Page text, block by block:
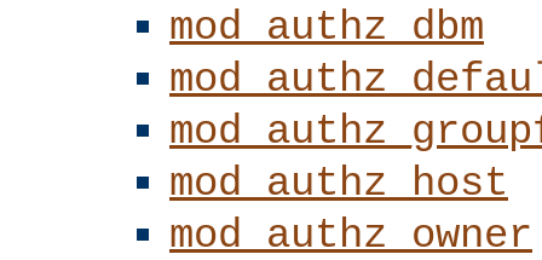
mod_authz_dbm
mod_authz_host
mod_authz_owner